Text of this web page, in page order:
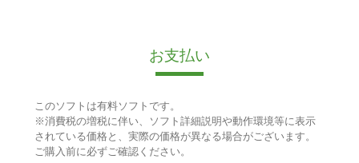
お支払い
このソフトは有料ソフトです。
※消費税の増税に伴い、ソフト詳細説明や動作環境等に表示
されている価格と、実際の価格が異なる場合がございます。
ご購入前に必ずご確認ください。